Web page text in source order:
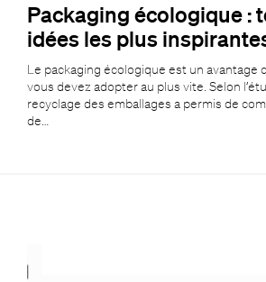
Packaging écologique :
idées les plus
Le packaging écologique est un avantage
vous devez adopter au plus vite. Selon
recyclage des emballages a permis de
de…